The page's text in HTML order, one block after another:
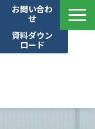
お問い合わ
せ
資料ダウン
ロード